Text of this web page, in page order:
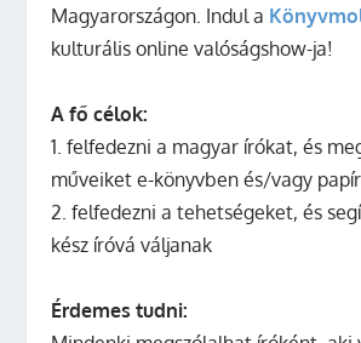
Magyarországon. Indul a
kulturális online valóságshow-ja!
A fő célok:
1. felfedezni a magyar írókat, és
műveiket e-könyvben és/vagy
2. felfedezni a tehetségeket, és
kész íróvá váljanak
Érdemes tudni: